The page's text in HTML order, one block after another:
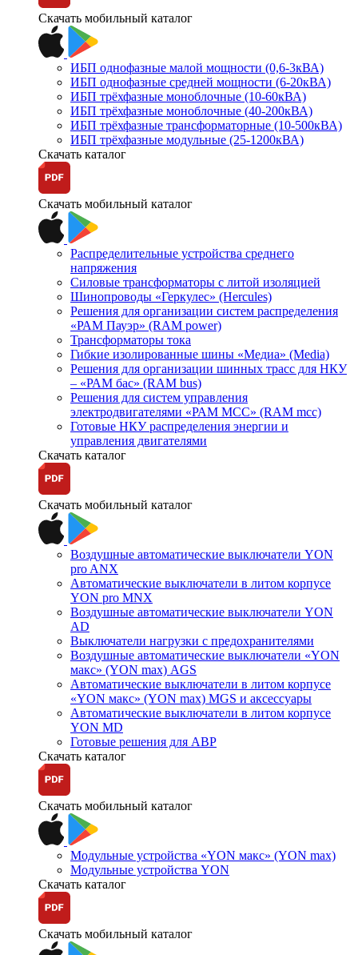
Скачать мобильный каталог
ИБП однофазные малой мощности (0,6-3кВА)
ИБП однофазные средней мощности (6-20кВА)
ИБП трёхфазные моноблочные (10-60кВА)
ИБП трёхфазные моноблочные (40-200кВА)
ИБП трёхфазные трансформаторные (10-500кВА)
ИБП трёхфазные модульные (25-1200кВА)
Скачать каталог
Скачать мобильный каталог
Распределительные устройства среднего
напряжения
Силовые трансформаторы с литой изоляцией
Шинопроводы «Геркулес» (Hercules)
Решения для организации систем распределения
«РАМ Пауэр» (RAM power)
Трансформаторы тока
Гибкие изолированные шины «Медиа» (Media)
Решения для организации шинных трасс для НКУ
– «РАМ бас» (RAM bus)
Решения для систем управления
электродвигателями «РАМ МСС» (RAM mcc)
Готовые НКУ распределения энергии и
управления двигателями
Скачать каталог
Скачать мобильный каталог
Воздушные автоматические выключатели YON
pro ANX
Автоматические выключатели в литом корпусе
YON pro MNX
Воздушные автоматические выключатели YON
AD
Выключатели нагрузки с предохранителями
Воздушные автоматические выключатели «YON
макс» (YON max) AGS
Автоматические выключатели в литом корпусе
«YON макс» (YON max) MGS и аксессуары
Автоматические выключатели в литом корпусе
YON MD
Готовые решения для АВР
Скачать каталог
Скачать мобильный каталог
Модульные устройства «YON макс» (YON max)
Модульные устройства YON
Скачать каталог
Скачать мобильный каталог